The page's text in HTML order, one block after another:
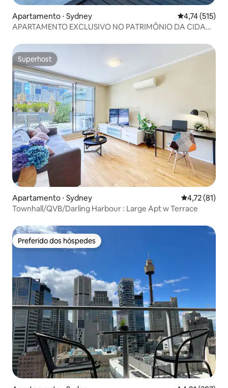
Apartamento ⋅ Sydney 4,74 de uma
4,74 (515)
APARTAMENTO EXCLUSIVO NO PATRIMÔNIO DA CIDADE
Superhost
Superhost
Apartamento ⋅ Sydney 4,72 de uma
4,72 (81)
Townhall/QVB/Darling Harbour : Large Apt w Terrace
Preferido dos hóspedes
Preferido dos hóspedes